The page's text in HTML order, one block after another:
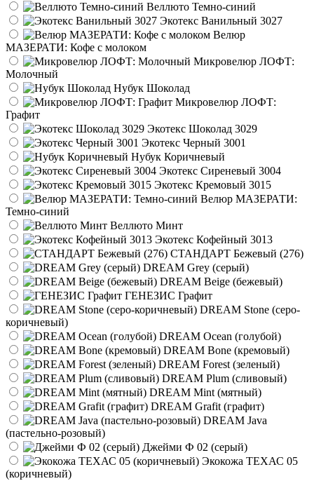
Веллюто Темно-синий
Экотекс Ванильный 3027
Велюр
МАЗЕРАТИ: Кофе с молоком
Микровелюр ЛОФТ:
Молочный
Нубук Шоколад
Микровелюр ЛОФТ:
Графит
Экотекс Шоколад 3029
Экотекс Черный 3001
Нубук Коричневый
Экотекс Сиреневый 3004
Экотекс Кремовый 3015
Велюр МАЗЕРАТИ:
Темно-синий
Веллюто Минт
Экотекс Кофейный 3013
СТАНДАРТ Бежевый (276)
DREAM Grey (серый)
DREAM Beige (бежевый)
ГЕНЕЗИС Графит
DREAM Stone (серо-
коричневый)
DREAM Ocean (голубой)
DREAM Bone (кремовый)
DREAM Forest (зеленый)
DREAM Plum (сливовый)
DREAM Mint (мятный)
DREAM Grafit (графит)
DREAM Java
(пастельно-розовый)
Джейми Ф 02 (серый)
Экокожа ТЕХАС 05
(коричневый)